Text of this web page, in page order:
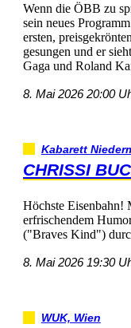
WUK,Wien